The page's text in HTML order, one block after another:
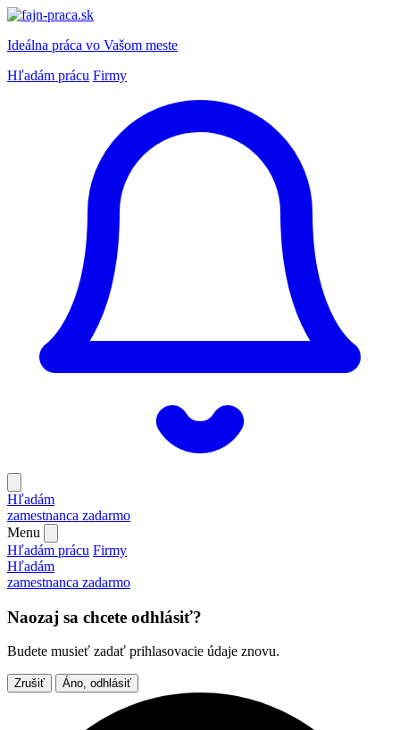
Ideálna práca vo Vašom meste
Hľadám prácu Firmy
Hľadám
zamestnanca zadarmo
Menu
Hľadám prácu Firmy
Hľadám
zamestnanca zadarmo
Naozaj sa chcete odhlásiť?
Budete musieť zadať prihlasovacie údaje znovu.
Zrušiť Áno, odhlásiť